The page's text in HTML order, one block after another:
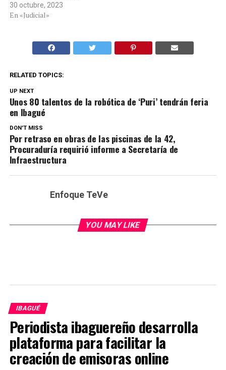
30 octubre, 2023
En «Judicial»
RELATED TOPICS:
UP NEXT
Unos 80 talentos de la robótica de ‘Puri’ tendrán feria
en Ibagué
DON'T MISS
Por retraso en obras de las piscinas de la 42,
Procuraduría requirió informe a Secretaría de
Infraestructura
Enfoque TeVe
YOU MAY LIKE
IBAGUÉ
Periodista ibaguereño desarrolla
plataforma para facilitar la
creación de emisoras online